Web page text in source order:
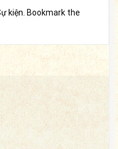
kiện . Bookmark the